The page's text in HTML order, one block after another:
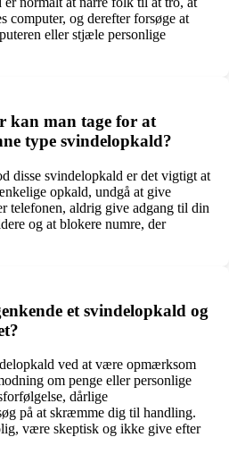
computer, og derefter forsøge at
eller stjæle personlige
kan man tage for at
type svindelopkald?
disse svindelopkald er det vigtigt at
opkald, undgå at give
telefonen, aldrig give adgang til din
og at blokere numre, der
et svindelopkald og
ved at være opmærksom
om penge eller personlige
dårlige
på at skræmme dig til handling.
være skeptisk og ikke give efter